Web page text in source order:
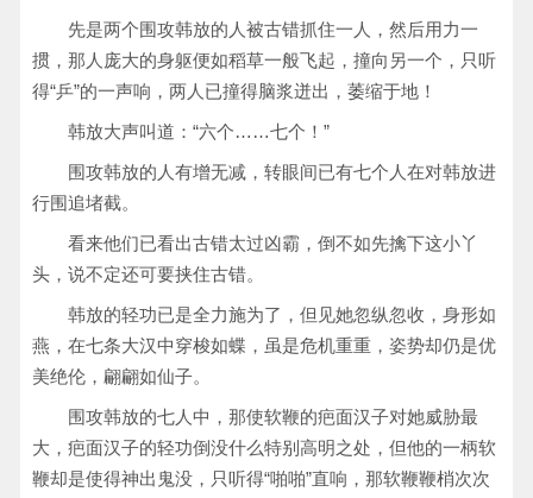
先是两个围攻韩放的人被古错抓住一人，然后用力一
掼，那人庞大的身躯便如稻草一般飞起，撞向另一个，只听
得“乒”的一声响，两人已撞得脑浆迸出，萎缩于地！
韩放大声叫道：“六个……七个！”
围攻韩放的人有增无减，转眼间已有七个人在对韩放进
行围追堵截。
看来他们已看出古错太过凶霸，倒不如先擒下这小丫
头，说不定还可要挟住古错。
韩放的轻功已是全力施为了，但见她忽纵忽收，身形如
燕，在七条大汉中穿梭如蝶，虽是危机重重，姿势却仍是优
美绝伦，翩翩如仙子。
围攻韩放的七人中，那使软鞭的疤面汉子对她威胁最
大，疤面汉子的轻功倒没什么特别高明之处，但他的一柄软
鞭却是使得神出鬼没，只听得“啪啪”直响，那软鞭鞭梢次次